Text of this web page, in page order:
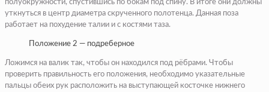
полуокружности, спустившись по бокам под спину. В итоге они должны
уткнуться в центр диаметра скрученного полотенца. Данная поза
работает на похудение талии и с костями таза.
Положение 2 — подреберное
Ложимся на валик так, чтобы он находился под рёбрами. Чтобы
проверить правильность его положения, необходимо указательные
пальцы обеих рук расположить на выступающей косточке нижнего